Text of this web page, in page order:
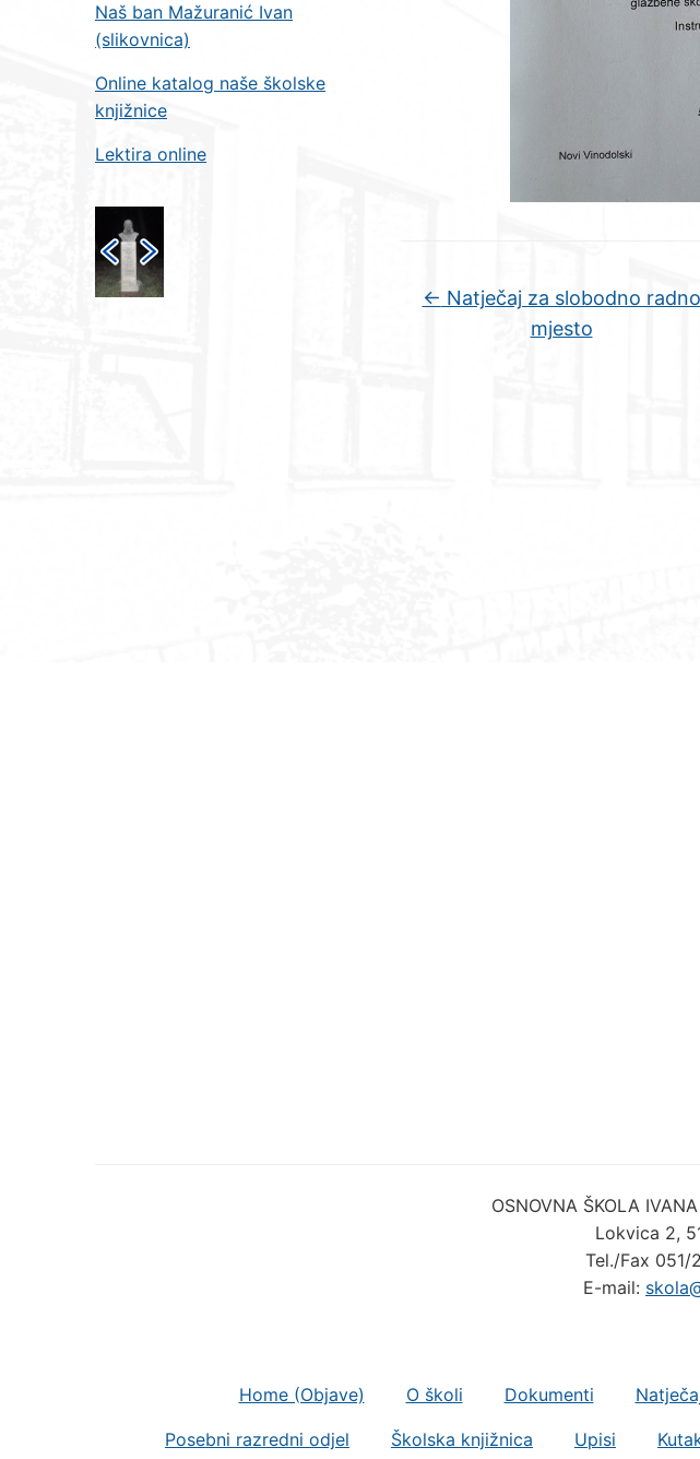
Naš ban Mažuranić Ivan
(slikovnica)
Online katalog naše školske
knjižnice
Lektira online
← Natječaj za slobodno radno
mjesto
OSNOVNA ŠKOLA
Lokvica 2,
Tel./Fax
E-mail:
Home (Objave) O školi Dokumenti
Posebni razredni odjel Školska knjižnica Upisi